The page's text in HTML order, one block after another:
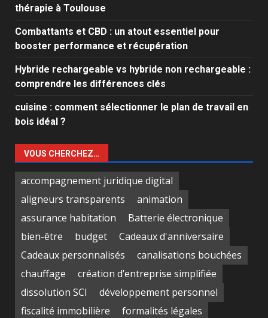
thérapie à Toulouse
Combattants et CBD : un atout essentiel pour
booster performance et récupération
Hybride rechargeable vs hybride non rechargeable :
comprendre les différences clés
cuisine : comment sélectionner le plan de travail en
bois idéal ?
VOUS CHERCHEZ…
accompagnement juridique digital
aligneurs transparents
animation
assurance habitation
Batterie électronique
bien-être
budget
Cadeaux d'anniversaire
Cadeaux personnalisés
canalisations bouchées
chauffage
création d’entreprise simplifiée
dissolution SCI
développement personnel
fiscalité immobilière
formalités légales